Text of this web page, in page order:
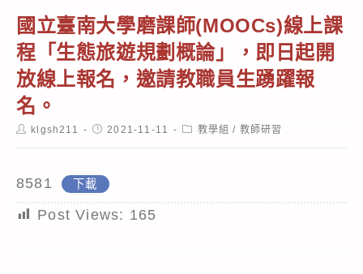
國立臺南大學磨課師(MOOCs)線上課
程「生態旅遊規劃概論」，即日起開
放線上報名，邀請教職員生踴躍報
名。
Postklgsh211
Post2021-11-11
Post教學組 / 教師研習
8581 下載
Post Views: 165